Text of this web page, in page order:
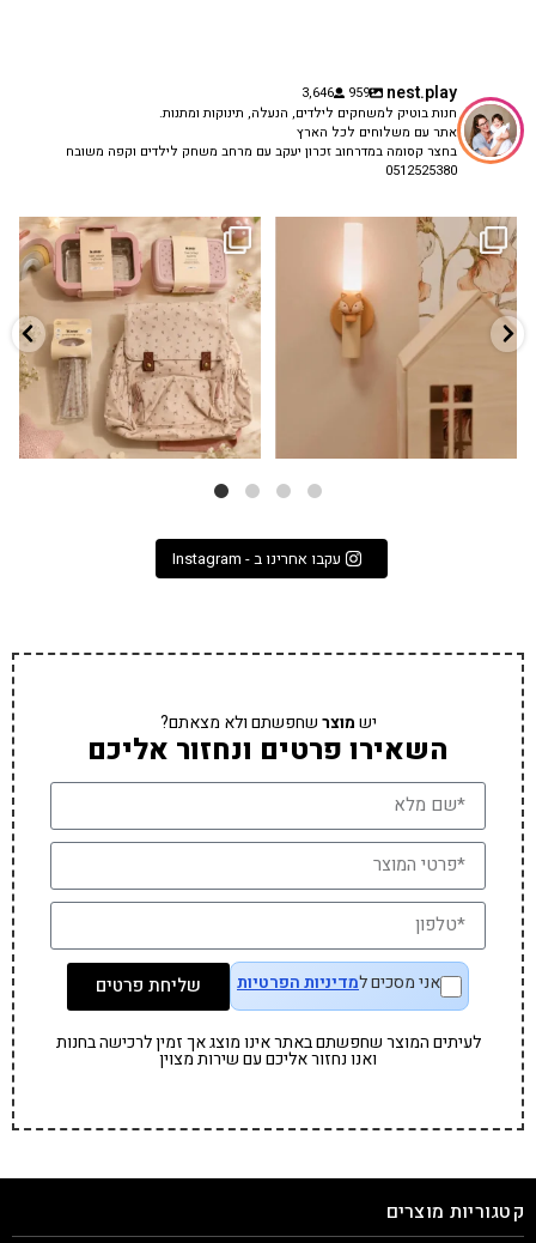
nest.play
959
3,646
חנות בוטיק למשחקים לילדים, הנעלה, תינוקות ומתנות.
אתר עם משלוחים לכל הארץ
בחצר קסומה במדרחוב זכרון יעקב עם מרחב משחק לילדים וקפה משובח
0512525380
✨ חוזרים למסגרת בסטייל! ✨
הקולקציה החדשה...
9 4
גם פריט עיצובי לחדר, גם מנורת לילה
...
3 0
עקבו אחרינו ב - Instagram
ישמוצרשחפשתם ולא מצאתם?
השאירו פרטים ונחזור אליכם
אני מסכים למדיניות הפרטיות שליחת פרטים
לעיתים המוצר שחפשתם באתר אינו מוצג אך זמין לרכישה בחנות
ואנו נחזור אליכם עם שירות מצוין
קטגוריות מוצרים